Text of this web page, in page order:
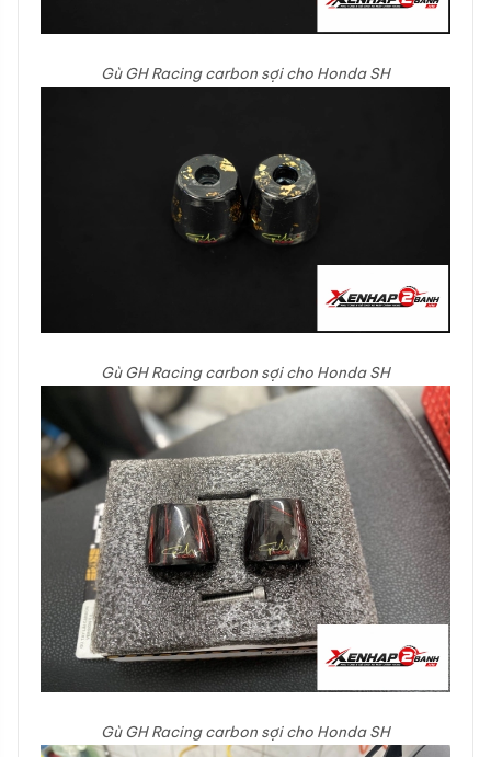
Gù GH Racing carbon sợi cho Honda SH
Gù GH Racing carbon sợi cho Honda SH
Gù GH Racing carbon sợi cho Honda SH